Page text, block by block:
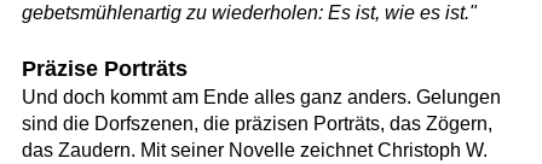
gebetsmühlenartig zu wiederholen: Es ist, wie es ist."
Präzise Porträts
Und doch kommt am Ende alles ganz anders. Gelungen
sind die Dorfszenen, die präzisen Porträts, das Zögern,
das Zaudern. Mit seiner Novelle zeichnet Christoph W.